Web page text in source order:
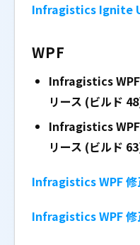
Infragistics Ignite
WPF
Infragistics
リース (ビルド
Infragistics
リース (ビルド
Infragistics WPF 修
Infragistics WPF 修